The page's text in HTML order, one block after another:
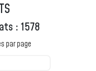
: 1578
par page